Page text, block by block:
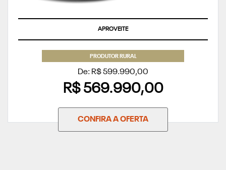
APROVEITE
PRODUTOR RURAL
De: R$ 599.990,00
R$ 569.990,00
CONFIRA A OFERTA